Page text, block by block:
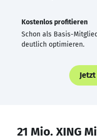
Kostenlos profitieren
Schon als Basis-
deutlich optimieren.
21 Mio. XING